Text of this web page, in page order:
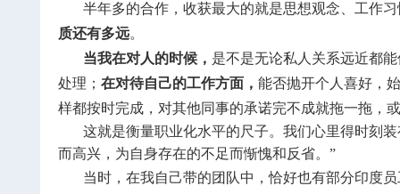
半年多的合作，收获最大的就是思想观念、工作
质还有多远。
当我在对人的时候， 是不是无论私人关系远近都
处理； 在对待自己的工作方面， 能否抛开个人喜好，
样都按时完成，对其他同事的承诺完不成就拖一拖，
这就是衡量职业化水平的尺子。我们心里得时刻装
而高兴，为自身存在的不足而惭愧和反省。”
当时，在我自己带的团队中，恰好也有部分印度员